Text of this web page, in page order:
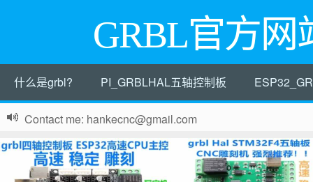
GRBL官方网
什么是grbl? PI_GRBLHAL五轴控制板
Contact me: hankecnc@gmail.com